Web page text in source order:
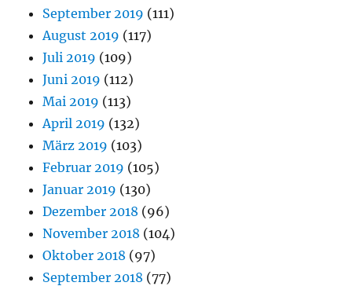
September 2019 (111)
August 2019 (117)
Juli 2019 (109)
Juni 2019 (112)
Mai 2019 (113)
April 2019 (132)
März 2019 (103)
Februar 2019 (105)
Januar 2019 (130)
Dezember 2018 (96)
November 2018 (104)
Oktober 2018 (97)
September 2018 (77)